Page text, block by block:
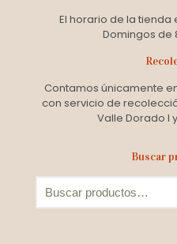
El horario de la tienda
Domingos de
Contamos únicamente
con servicio de
Valle Dorado I
Buscar